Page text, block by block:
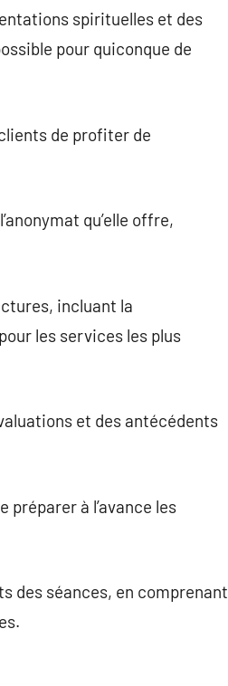
spirituelles et des
pour quiconque de
de profiter de
qu’elle offre,
incluant la
les services les plus
et des antécédents
préparer à l’avance les
des séances, en comprenant